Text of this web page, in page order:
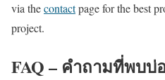
via thecontactpage for the best
project.
FAQ – คำถามที่พบบ่